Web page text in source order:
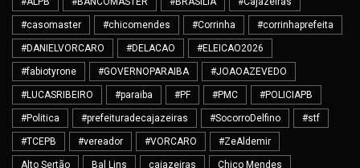
#casomaster #chicomendes #Corrinha #corrinhaprefeita
#DANIELVORCARO #DELACAO #ELEICAO2026
#fabiotyrone #GOVERNOPARAIBA #JOAOAZEVEDO
#LUCASRIBEIRO #paraiba #PF #PMC #POLICIAPB
#Politica #prefeituradecajazeiras #SocorroDelfino #stf
#TCEPB #vereador #VORCARO #ZeAldemir
Alto Sertão Bal Lins cajazeiras Chico Mendes